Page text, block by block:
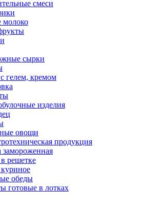
смеси
молоко
сырки
гелем, кремом
изделия
овощи
продукция
замороженная
решетке
обеды
готовые в лотках